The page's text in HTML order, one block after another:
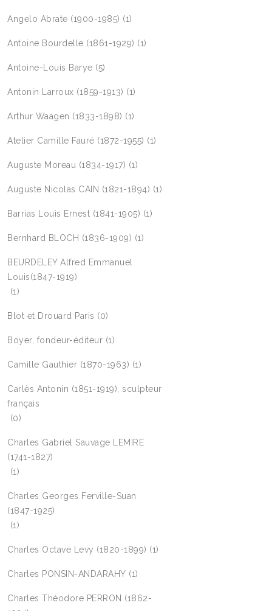
Angelo Abrate (1900-1985) (1)
Antoine Bourdelle (1861-1929) (1)
Antoine-Louis Barye (5)
Antonin Larroux (1859-1913) (1)
Arthur Waagen (1833-1898) (1)
Atelier Camille Fauré (1872-1955) (1)
Auguste Moreau (1834-1917) (1)
Auguste Nicolas CAIN (1821-1894) (1)
Barrias Louis Ernest (1841-1905) (1)
Bernhard BLOCH (1836-1909) (1)
BEURDELEY Alfred Emmanuel
Louis(1847-1919)
(1)
Blot et Drouard Paris (0)
Boyer, fondeur-éditeur (1)
Camille Gauthier (1870-1963) (1)
Carlès Antonin (1851-1919), sculpteur
français
(0)
Charles Gabriel Sauvage LEMIRE
(1741-1827)
(1)
Charles Georges Ferville-Suan
(1847-1925)
(1)
Charles Octave Levy (1820-1899) (1)
Charles PONSIN-ANDARAHY (1)
Charles Théodore PERRON (1862-